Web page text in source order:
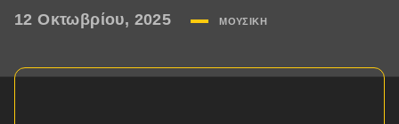
12 Οκτωβρίου, 2025 ΜΟΥΣΙΚΉ